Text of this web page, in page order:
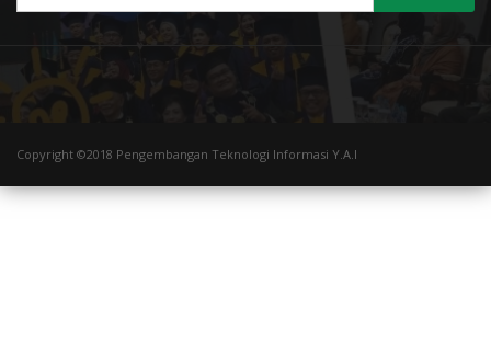
Copyright ©2018 Pengembangan Teknologi Informasi Y.A.I